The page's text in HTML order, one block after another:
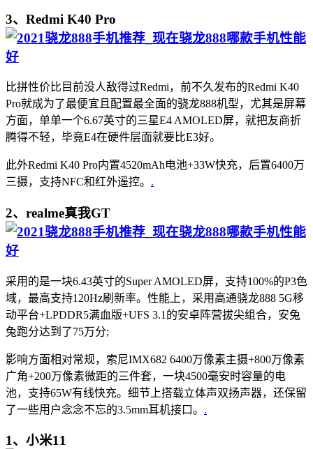
3、Redmi K40 Pro
比拼性价比目前没人敌得过Redmi，前不久发布的Redmi K40
Pro就成为了最便宜且配置最全面的骁龙888机型，尤其是屏幕
方面，单单一个6.67英寸的三星E4 AMOLED屏，就把友商折
腾得不轻，毕竟E4在硬件层面就要比E3好。
此外Redmi K40 Pro内置4520mAh电池+33W快充，后置6400万
三摄，支持NFC和红外遥控。 .
2、realme真我GT
采用的是一块6.43英寸的Super AMOLED屏，支持100%的P3色
域，最高支持120Hz刷新率。性能上，采用高通骁龙888 5G移
动平台+LPDDR5满血版+UFS 3.1的安卓阵营拔尖组合，安兔
兔跑分达到了75万分;
影响方面相对常规，索尼IMX682 6400万像素主摄+800万像素
广角+200万像素微距的三件套，一块4500毫安时容量的电
池，支持65W有线快充。细节上搭载立体声双扬声器，还保留
了一些用户念念不忘的3.5mm耳机接口。 .
1、小米11